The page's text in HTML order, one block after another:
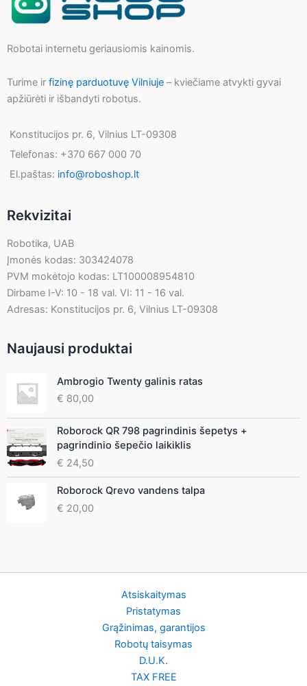
Robotai internetu geriausiomis kainomis.
Turime ir fizinę parduotuvę Vilniuje – kviečiame atvykti gyvai
apžiūrėti ir išbandyti robotus.
Konstitucijos pr. 6, Vilnius LT-09308
Telefonas: +370 667 000 70
El.paštas: info@roboshop.lt
Rekvizitai
Robotika, UAB
Įmonės kodas: 303424078
PVM mokėtojo kodas: LT100008954810
Dirbame I-V: 10 - 18 val. VI: 11 - 16 val.
Adresas: Konstitucijos pr. 6, Vilnius LT-09308
Naujausi produktai
Ambrogio Twenty galinis ratas
€ 80,00
Roborock QR 798 pagrindinis šepetys +
pagrindinio šepečio laikiklis
€ 24,50
Roborock Qrevo vandens talpa
€ 20,00
Atsiskaitymas
Pristatymas
Grąžinimas, garantijos
Robotų taisymas
D.U.K.
TAX FREE